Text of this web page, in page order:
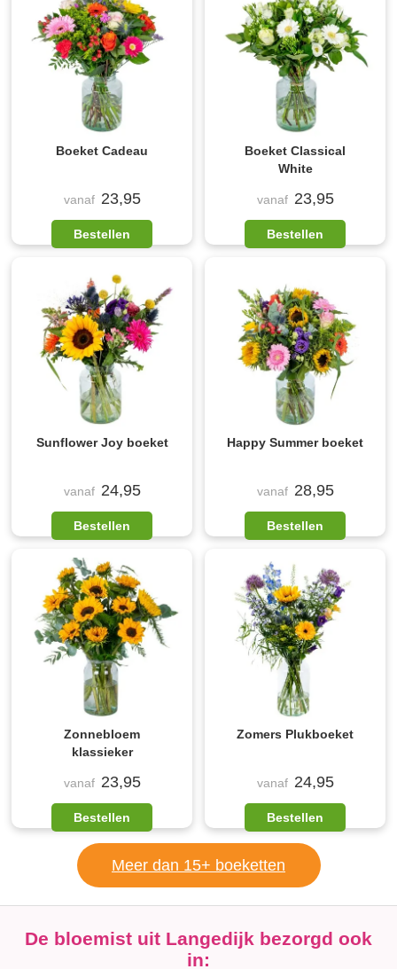
Boeket Cadeau
vanaf 23,95
Bestellen
Boeket Classical
White
vanaf 23,95
Bestellen
Sunflower Joy boeket
vanaf 24,95
Bestellen
Happy Summer boeket
vanaf 28,95
Bestellen
Zonnebloem
klassieker
vanaf 23,95
Bestellen
Zomers Plukboeket
vanaf 24,95
Bestellen
Meer dan 15+ boeketten
De bloemist uit Langedijk bezorgd ook
in: